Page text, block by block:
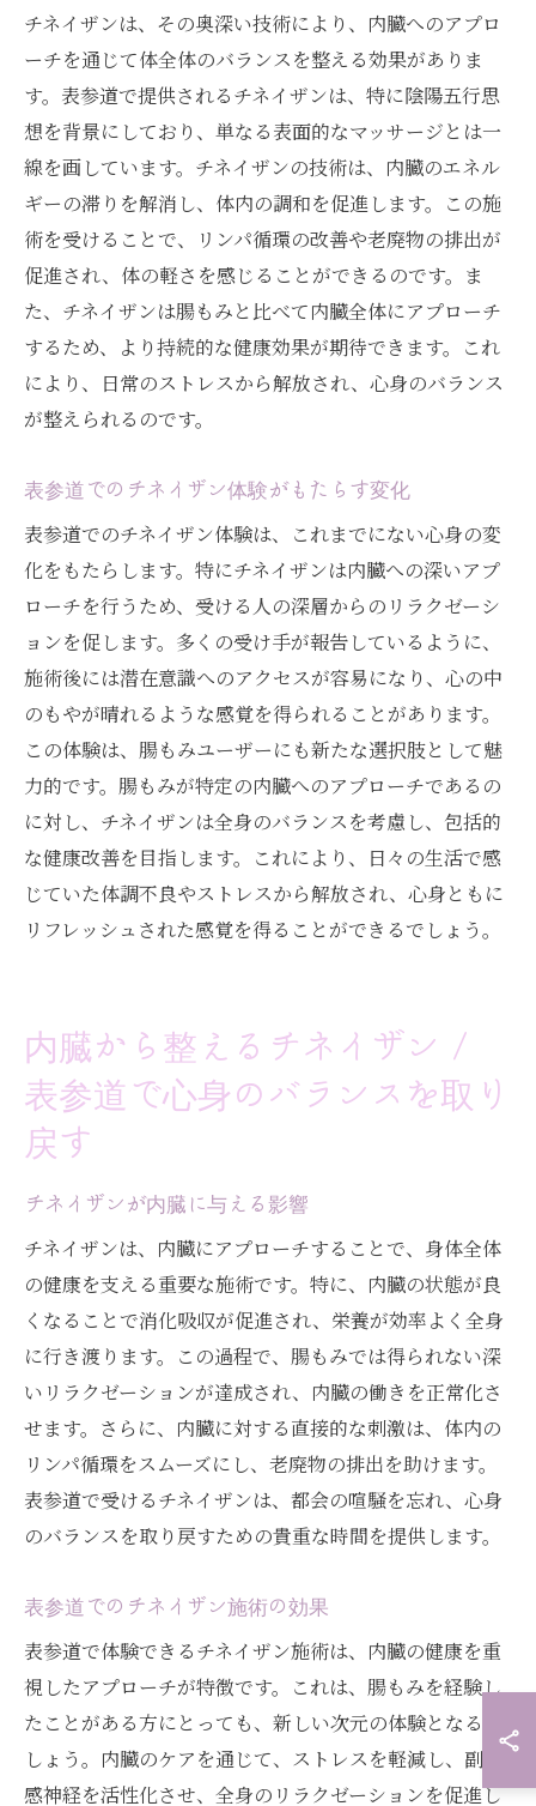
チネイザンは、その奥深い技術により、内臓へのアプロ
ーチを通じて体全体のバランスを整える効果がありま
す。表参道で提供されるチネイザンは、特に陰陽五行思
想を背景にしており、単なる表面的なマッサージとは一
線を画しています。チネイザンの技術は、内臓のエネル
ギーの滞りを解消し、体内の調和を促進します。この施
術を受けることで、リンパ循環の改善や老廃物の排出が
促進され、体の軽さを感じることができるのです。ま
た、チネイザンは腸もみと比べて内臓全体にアプローチ
するため、より持続的な健康効果が期待できます。これ
により、日常のストレスから解放され、心身のバランス
が整えられるのです。
表参道でのチネイザン体験がもたらす変化
表参道でのチネイザン体験は、これまでにない心身の変
化をもたらします。特にチネイザンは内臓への深いアプ
ローチを行うため、受ける人の深層からのリラクゼーシ
ョンを促します。多くの受け手が報告しているように、
施術後には潜在意識へのアクセスが容易になり、心の中
のもやが晴れるような感覚を得られることがあります。
この体験は、腸もみユーザーにも新たな選択肢として魅
力的です。腸もみが特定の内臓へのアプローチであるの
に対し、チネイザンは全身のバランスを考慮し、包括的
な健康改善を目指します。これにより、日々の生活で感
じていた体調不良やストレスから解放され、心身ともに
リフレッシュされた感覚を得ることができるでしょう。
内臓から整えるチネイザン /
表参道で心身のバランスを取り
戻す
チネイザンが内臓に与える影響
チネイザンは、内臓にアプローチすることで、身体全体
の健康を支える重要な施術です。特に、内臓の状態が良
くなることで消化吸収が促進され、栄養が効率よく全身
に行き渡ります。この過程で、腸もみでは得られない深
いリラクゼーションが達成され、内臓の働きを正常化さ
せます。さらに、内臓に対する直接的な刺激は、体内の
リンパ循環をスムーズにし、老廃物の排出を助けます。
表参道で受けるチネイザンは、都会の喧騒を忘れ、心身
のバランスを取り戻すための貴重な時間を提供します。
表参道でのチネイザン施術の効果
表参道で体験できるチネイザン施術は、内臓の健康を重
視したアプローチが特徴です。これは、腸もみを経験し
たことがある方にとっても、新しい次元の体験となるで
しょう。内臓のケアを通じて、ストレスを軽減し、副交
感神経を活性化させ、全身のリラクゼーションを促進し